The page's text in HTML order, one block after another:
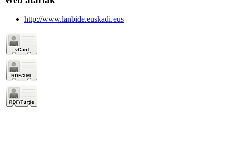
http://www.lanbide.euskadi.eus